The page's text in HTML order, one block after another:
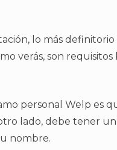
lo más definitorio
verás, son
personal Welp es
lado, debe tener
nombre.